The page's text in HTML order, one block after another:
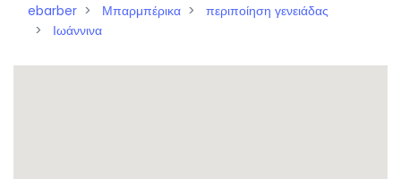
ebarber Μπαρμπέρικα
περιποίηση γενειάδας
Ιωάννινα